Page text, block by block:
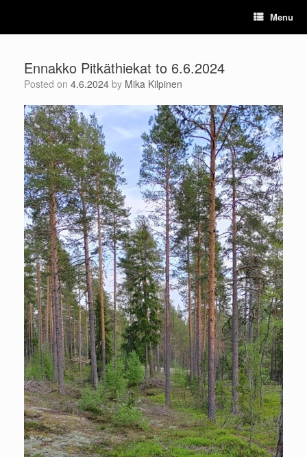
content
Menu
Ennakko Pitkäthiekat to 6.6.2024
Posted on 4.6.2024 by Mika Kilpinen